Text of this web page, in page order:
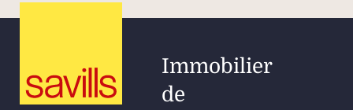
Immobilier
de